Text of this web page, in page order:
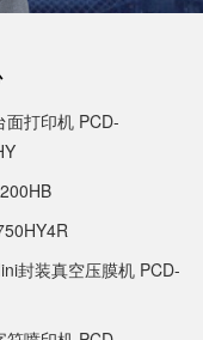
面打印机 PCD-
封装真空压膜机 PCD-